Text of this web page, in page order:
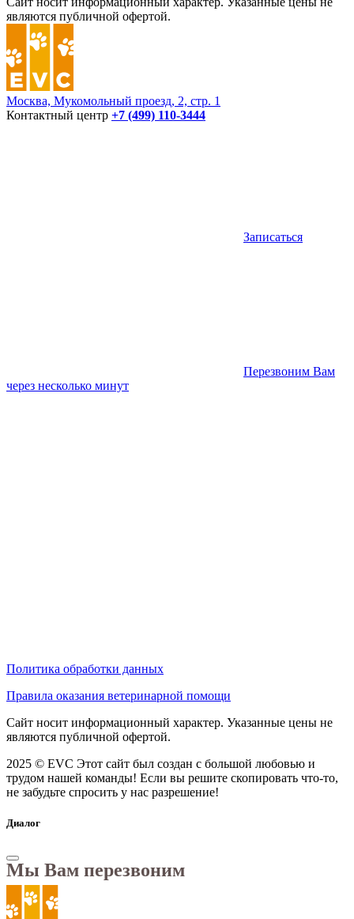
являются публичной офертой.
Москва, Мукомольный проезд, 2, стр. 1
Контактный центр +7 (499) 110-3444
Записаться
Перезвоним Вам
через несколько минут
Политика обработки данных
Правила оказания ветеринарной помощи
Сайт носит информационный характер. Указанные цены не
являются публичной офертой.
2025 © EVC Этот сайт был создан с большой любовью и
трудом нашей команды! Если вы решите скопировать что-то,
не забудьте спросить у нас разрешение!
Диалог
Мы Вам перезвоним